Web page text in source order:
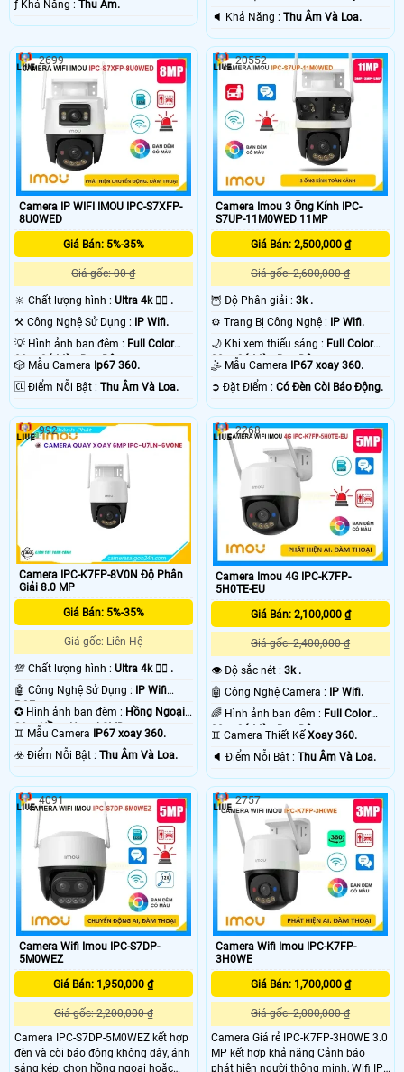
️ƒ Khả Năng : Thu Âm.
️🔈 Khả Năng :Thu Âm Và Loa.
Camera IP WIFI IMOU IPC-S7XFP-
8U0WED
Giá Bán: 5%-35%
Giá gốc: 00 ₫
🔆 Chất lượng hình : Ultra 4k 👍🏾 .
⚒ Công Nghệ Sử Dụng :
IP Wifi.
💡 Hình ảnh ban đêm : Full Color
30m Có Màu Ban Ðêm.
🎲 Mẫu Camera Ip67 360.
️🆑 Điểm Nỗi Bật : Thu Âm Và Loa.
2699
Camera Imou 3 Ống Kính IPC-
S7UP-11M0WED 11MP
Giá Bán: 2,500,000 ₫
Giá gốc: 2,600,000 ₫
🦉 Độ Phân giải :3k .
⚙ Trang Bị Công Nghệ :
IP Wifi.
🌙 Khi xem thiếu sáng : Full Color
30m Có Màu Ban Ðêm.
🤹 Mẫu Camera
IP67 xoay 360.
️➲ Đặt Điểm :Có Ðèn Còi Báo Động.
20552
Camera IPC-K7FP-8V0N Độ Phân
Giải 8.0 MP
Giá Bán: 5%-35%
Giá gốc: Liên Hệ
💯 Chất lượng hình : Ultra 4k 👍🏾 .
🤖️ Công Nghệ Sử Dụng :
IP Wifi
POE.
✪ Hình ảnh ban đêm : Hồng Ngoại
30m Hồng Ngoại SMD.
♊ Mẫu Camera
IP67 xoay 360.
️☣️ Điểm Nỗi Bật : Thu Âm Và Loa.
992
Camera Imou 4G IPC-K7FP-
5H0TE-EU
Giá Bán: 2,100,000 ₫
Giá gốc: 2,400,000 ₫
👁 Độ sắc nét :3k .
🤖️ Công Nghệ Camera :
IP Wifi.
🌈 Hình ảnh ban đêm : Full Color
30m Có Màu Ban Ðêm.
♊ Camera Thiết KếXoay 360.
️🔈 Điểm Nỗi Bật :Thu Âm Và Loa.
2268
Camera Wifi Imou IPC-S7DP-
5M0WEZ
Giá Bán: 1,950,000 ₫
Giá gốc: 2,200,000 ₫
Camera IPC-S7DP-5M0WEZ kết hợp
đèn và còi báo động không dây, ánh
sáng kép, chọn hồng ngoại hoặc
4091
Camera Wifi Imou IPC-K7FP-
3H0WE
Giá Bán: 1,700,000 ₫
Giá gốc: 2,000,000 ₫
Camera Giá rẻ IPC-K7FP-3H0WE 3.0
MP kết hợp khả năng Cảnh báo
phát hiện người thông minh, Wifi IP,
2757